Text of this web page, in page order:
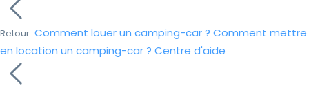
Retour Comment louer un camping-car ? Comment mettre
en location un camping-car ? Centre d'aide